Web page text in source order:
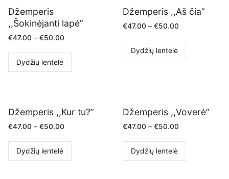
Džemperis
,,Šokinėjanti lapė”
€47.00 – €50.00
Dydžių lentelė
Džemperis ,,Aš čia”
€47.00 – €50.00
Dydžių lentelė
Džemperis ,,Kur tu?”
€47.00 – €50.00
Dydžių lentelė
Džemperis ,,Voverė”
€47.00 – €50.00
Dydžių lentelė